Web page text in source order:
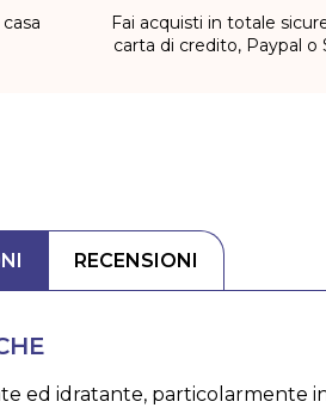
Fai acquisti in totale
carta di credito, Paypal o
RECENSIONI
ed idratante, particolarmente